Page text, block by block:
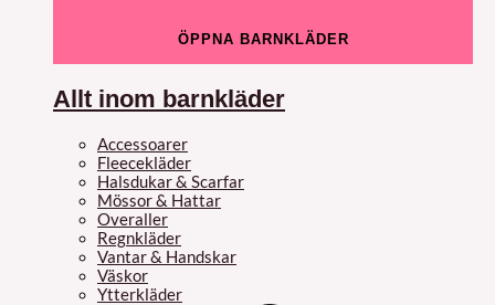
ÖPPNA BARNKLÄDER
Allt inom barnkläder
Accessoarer
Fleecekläder
Halsdukar & Scarfar
Mössor & Hattar
Overaller
Regnkläder
Vantar & Handskar
Väskor
Ytterkläder